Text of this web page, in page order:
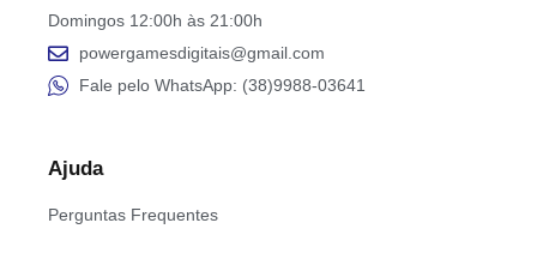
Domingos 12:00h às 21:00h
powergamesdigitais@gmail.com
Fale pelo WhatsApp: (38)9988-03641
Ajuda
Perguntas Frequentes